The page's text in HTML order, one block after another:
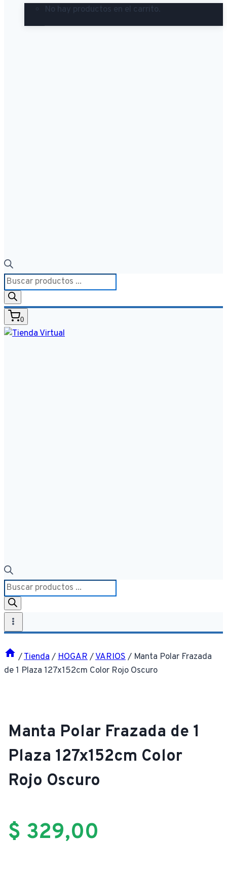
No hay productos en el carrito.
Búsqueda
de
productos
0
Búsqueda
de
productos
/Tienda/HOGAR/VARIOS/ Manta Polar Frazada
de 1 Plaza 127x152cm Color Rojo Oscuro
Manta Polar Frazada de 1
Plaza 127x152cm Color
Rojo Oscuro
$ 329,00